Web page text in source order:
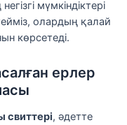
мүмкіндіктері
олардың қалай
көрсетеді.
ерлер
свиттері, әдетте